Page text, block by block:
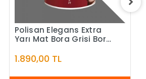
Polisan Elegans Extra
Yarı Mat Bora Grisi Bora
1.890,00 TL